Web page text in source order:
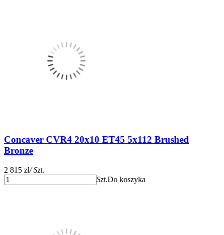
Concaver CVR4 20x10 ET45 5x112 Brushed
Bronze
2 815 zł/ Szt.
Szt.Do koszyka